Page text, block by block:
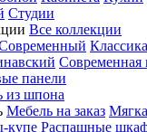
Студии
Все коллекции
Классика
Современная
панели
из шпона
Мебель на заказ
купе Распашные